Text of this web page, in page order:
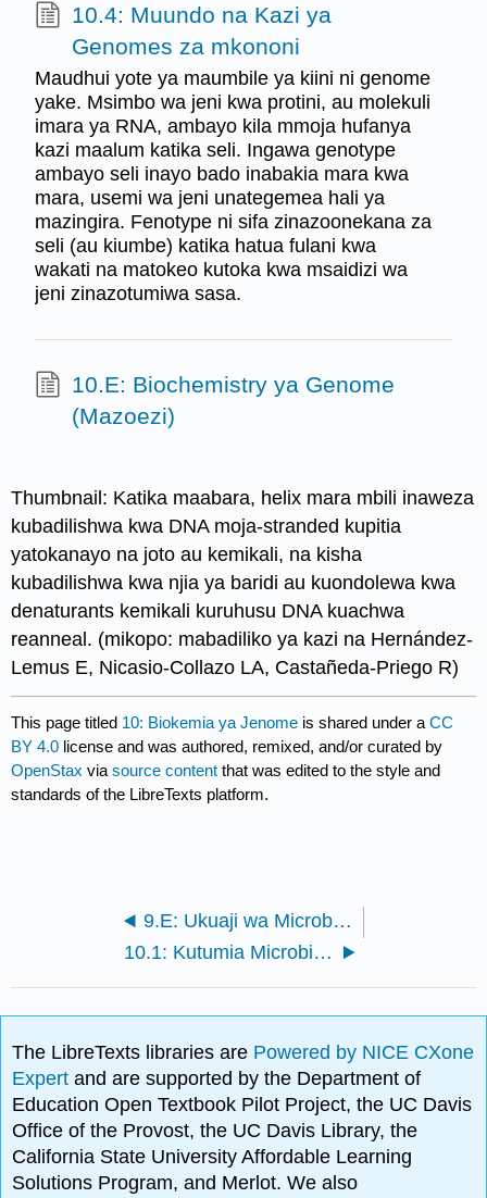
10.4: Muundo na Kazi ya
Genomes za mkononi
Maudhui yote ya maumbile ya kiini ni genome
yake. Msimbo wa jeni kwa protini, au molekuli
imara ya RNA, ambayo kila mmoja hufanya
kazi maalum katika seli. Ingawa genotype
ambayo seli inayo bado inabakia mara kwa
mara, usemi wa jeni unategemea hali ya
mazingira. Fenotype ni sifa zinazoonekana za
seli (au kiumbe) katika hatua fulani kwa
wakati na matokeo kutoka kwa msaidizi wa
jeni zinazotumiwa sasa.
10.E: Biochemistry ya Genome
(Mazoezi)
Thumbnail: Katika maabara, helix mara mbili inaweza
kubadilishwa kwa DNA moja-stranded kupitia
yatokanayo na joto au kemikali, na kisha
kubadilishwa kwa njia ya baridi au kuondolewa kwa
denaturants kemikali kuruhusu DNA kuachwa
reanneal. (mikopo: mabadiliko ya kazi na Hernández-
Lemus E, Nicasio-Collazo LA, Castañeda-Priego R)
This page titled 10: Biokemia ya Jenome is shared under aCC
BY 4.0 license and was authored, remixed, and/or curated by
OpenStax viasource content that was edited to the style and
standards of the LibreTexts platform.
9.E: Ukuaji wa Microbial (Mazoezi)
10.1: Kutumia Microbiology kugundua Siri za Maisha
The LibreTexts libraries are Powered by NICE CXone
Expertand are supported by the Department of
Education Open Textbook Pilot Project, the UC Davis
Office of the Provost, the UC Davis Library, the
California State University Affordable Learning
Solutions Program, and Merlot. We also